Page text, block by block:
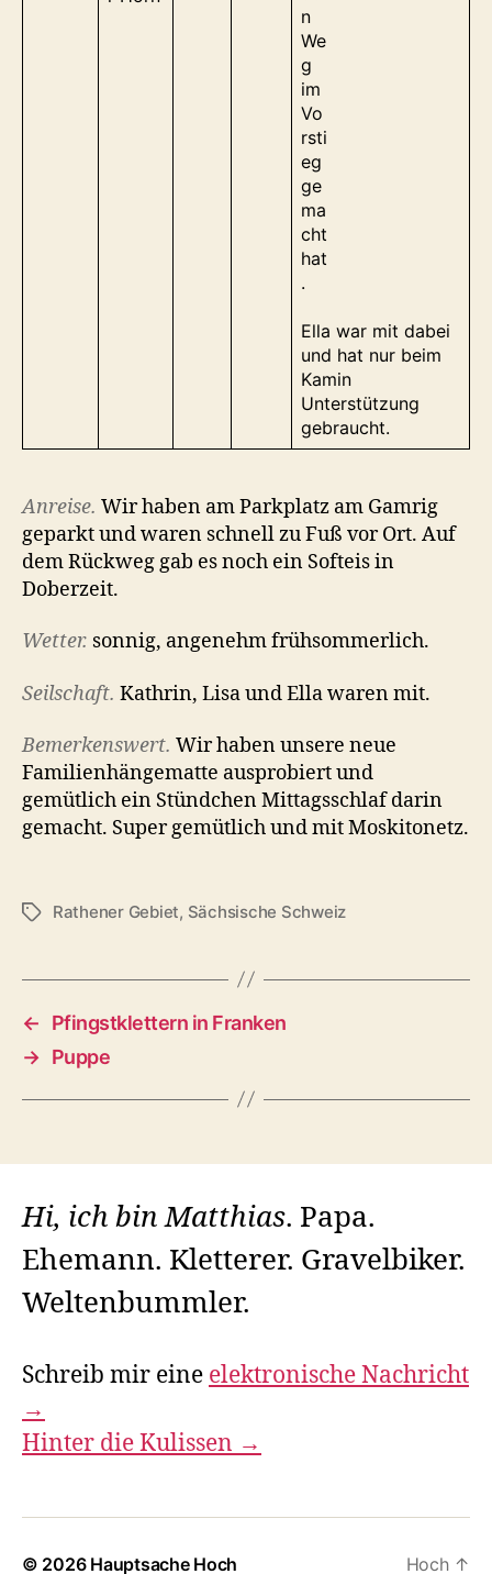
Ella war mit dabei
und hat nur beim
Kamin
Unterstützung
gebraucht.
Anreise. Wir haben am Parkplatz am Gamrig
geparkt und waren schnell zu Fuß vor Ort. Auf
dem Rückweg gab es noch ein Softeis in
Doberzeit.
Wetter. sonnig, angenehm frühsommerlich.
Seilschaft. Kathrin, Lisa und Ella waren mit.
Bemerkenswert. Wir haben unsere neue
Familienhängematte ausprobiert und
gemütlich ein Stündchen Mittagsschlaf darin
gemacht. Super gemütlich und mit Moskitonetz.
Schlagwörter
Rathener Gebiet, Sächsische Schweiz
←
Pfingstklettern in Franken
→ Puppe
Hi, ich bin Matthias. Papa.
Ehemann. Kletterer. Gravelbiker.
Weltenbummler.
Schreib mir eine elektronische Nachricht
→
Hinter die Kulissen →
© 2026 Hauptsache Hoch Hoch ↑